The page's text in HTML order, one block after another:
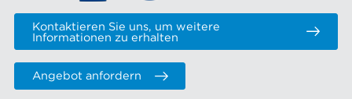
Kontaktieren Sie uns, um weitere
Informationen zu erhalten
Angebot anfordern